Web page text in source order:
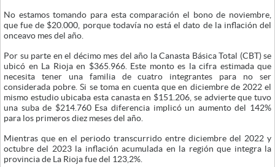
No estamos tomando para esta comparación el bono de noviembre,
que fue de $20.000, porque todavía no está el dato de la inflación del
onceavo mes del año.
Por su parte en el décimo mes del año la Canasta Básica Total (CBT) se
ubicó en La Rioja en $365.966. Este monto es la cifra estimada que
necesita tener una familia de cuatro integrantes para no ser
considerada pobre. Si se toma en cuenta que en diciembre de 2022 el
mismo estudio ubicaba esta canasta en $151.206, se advierte que tuvo
una suba de $214.760 Esa diferencia implicó un aumento del 142%
para los primeros diez meses del año.
Mientras que en el periodo transcurrido entre diciembre del 2022 y
octubre del 2023 la inflación acumulada en la región que integra la
provincia de La Rioja fue del 123,2%.